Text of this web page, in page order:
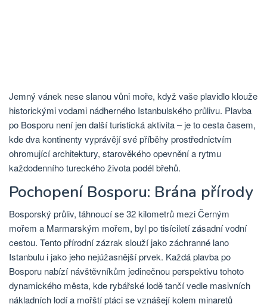
Jemný vánek nese slanou vůni moře, když vaše plavidlo klouže
historickými vodami nádherného Istanbulského průlivu. Plavba
po Bosporu není jen další turistická aktivita – je to cesta časem,
kde dva kontinenty vyprávějí své příběhy prostřednictvím
ohromující architektury, starověkého opevnění a rytmu
každodenního tureckého života podél břehů.
Pochopení Bosporu: Brána přírody
Bosporský průliv, táhnoucí se 32 kilometrů mezi Černým
mořem a Marmarským mořem, byl po tisíciletí zásadní vodní
cestou. Tento přírodní zázrak slouží jako záchranné lano
Istanbulu i jako jeho nejúžasnější prvek. Každá plavba po
Bosporu nabízí návštěvníkům jedinečnou perspektivu tohoto
dynamického města, kde rybářské lodě tančí vedle masivních
nákladních lodí a mořští ptáci se vznášejí kolem minaretů